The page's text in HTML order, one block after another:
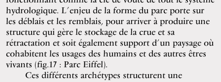
hydrologique. L’enjeu de la forme du parc porte sur
les déblais et les remblais, pour arriver à produire une
structure qui gère le stockage de la crue et sa
rétractation et soit également support d’un paysage où
cohabitent les usages des humains et des autres êtres
vivants (fig.17 : Parc Eiffel).
Ces différents archétypes structurent une